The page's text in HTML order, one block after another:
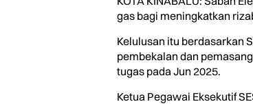
gas bagi meningkatkan
Kelulusan itu berdasarkan
pembekalan dan
tugas pada Jun 2025.
Ketua Pegawai Eksekutif